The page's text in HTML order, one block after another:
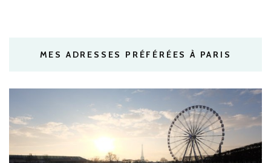
MES ADRESSES PRÉFÉRÉES À PARIS